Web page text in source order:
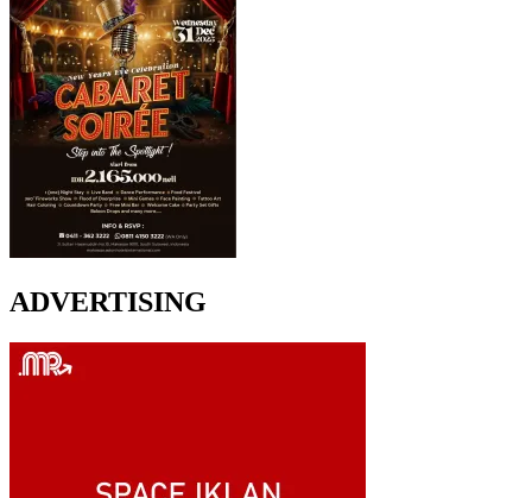
ADVERTISING